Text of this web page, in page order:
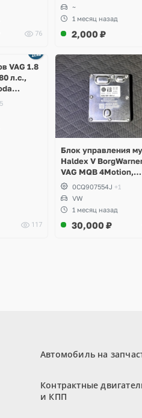
76
~
1 месяц назад
2,000 ₽
VAG 1.8
л.с.,
B8,
Seat
117
Блок управления
Haldex V
VAG MQB 4Motion,
Volkswagen Tiguan
0CQ907554J +1
VW
1 месяц назад
30,000 ₽
2 фото
Автомобиль на
Контрактные
и КПП